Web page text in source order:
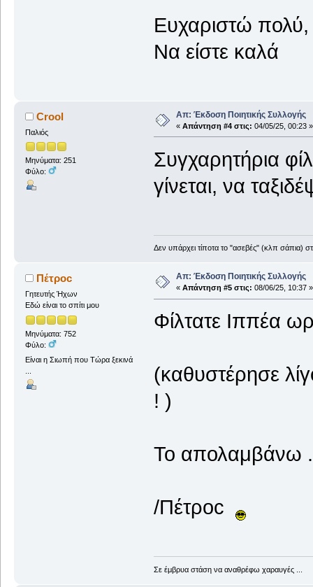
Ευχαριστώ πολύ,
Να είστε καλά
Crool
Παλιός
Μηνύματα: 251
Φύλο:
Απ: Έκδοση Ποιητικής Συλλογής
« Απάντηση #4 στις: 04/05/25, 00:23 »
Συγχαρητήρια
γίνεται, να
Δεν υπάρχει τίποτα το "ασεβές" (κλπ σάπια)
Πέτροc
Γητευτής Ήχων
Εδώ είναι το σπίτι μου
Μηνύματα: 752
Φύλο:
Είναι η Σιωπή που Τώρα ξεκινά
Απ: Έκδοση Ποιητικής Συλλογής
« Απάντηση #5 στις: 08/06/25, 10:37 »
Φίλτατε Ιππέα
(καθυστέρησε
! )
Το
/Πέτροc
Σε έμβρυα στάση να αναθρέφω χαραυγές ...